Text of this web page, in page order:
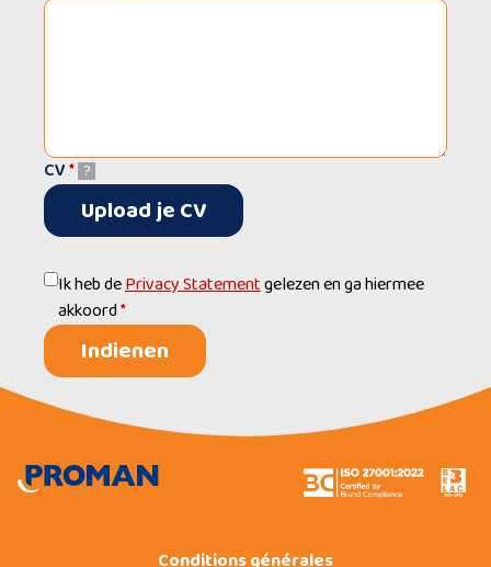
CV* ?
Upload je CV
Ik heb dePrivacy Statementgelezen en ga hiermee
akkoord*
Indienen
Conditions générales